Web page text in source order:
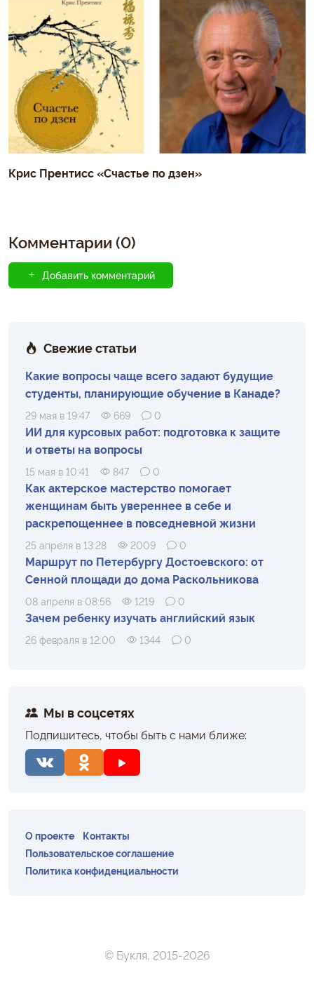
Крис Прентисс «Счастье по дзен»
Комментарии (0)
Добавить комментарий
Свежие статьи
Какие вопросы чаще всего задают будущие
студенты, планирующие обучение в Канаде?
29 мая в 19:47 669 0
ИИ для курсовых работ: подготовка к защите
и ответы на вопросы
15 мая в 10:41 847 0
Как актерское мастерство помогает
женщинам быть увереннее в себе и
раскрепощеннее в повседневной жизни
25 апреля в 13:28 2009 0
Маршрут по Петербургу Достоевского: от
Сенной площади до дома Раскольникова
08 апреля в 08:56 1219 0
Зачем ребенку изучать английский язык
26 февраля в 12:00 1344 0
Мы в соцсетях
Подпишитесь, чтобы быть с нами ближе:
О проекте
Контакты
Пользовательское соглашение
Политика конфиденциальности
© Букля, 2015-2026